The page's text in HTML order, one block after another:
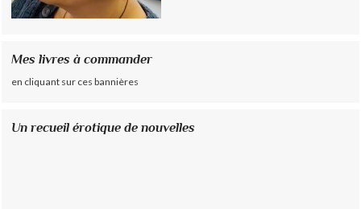
Mes livres à commander
en cliquant sur ces bannières
Un recueil érotique de nouvelles